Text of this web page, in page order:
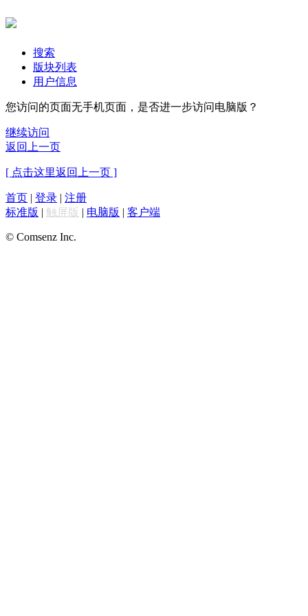
搜索
版块列表
用户信息
您访问的页面无手机页面，是否进一步访问电脑版？
继续访问
返回上一页
[ 点击这里返回上一页 ]
首页 | 登录 | 注册
标准版 | 触屏版 | 电脑版 | 客户端
© Comsenz Inc.